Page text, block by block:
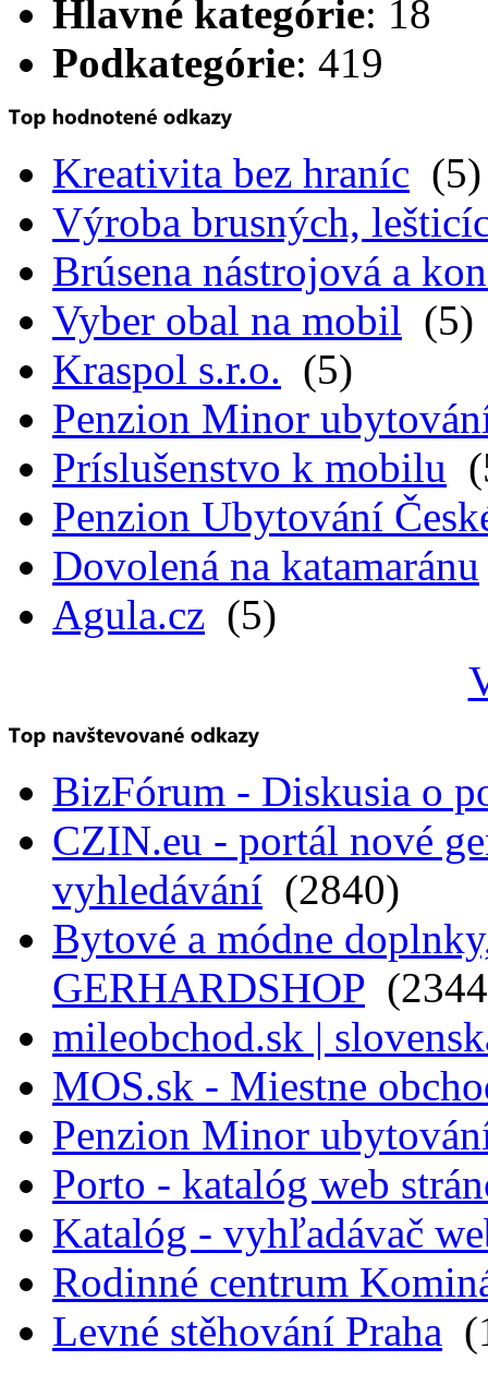
Hlavné kategórie: 18
Podkategórie: 419
Kreativita bez hraníc (5)
Výroba brusných,
Brúsena nástrojová a
Vyber obal na mobil (5)
Kraspol s.r.o. (5)
Penzion Minor
Príslušenstvo k mobilu
Penzion Ubytování
Dovolená na katamaránu
Agula.cz (5)
BizFórum - Diskusia o
CZIN.eu - portál nové
vyhledávání (2840)
Bytové a módne
GERHARDSHOP
mileobchod.sk |
MOS.sk - Miestne
Penzion Minor
Porto - katalóg web
Katalóg - vyhľadávač
Rodinné centrum
Levné stěhování Praha